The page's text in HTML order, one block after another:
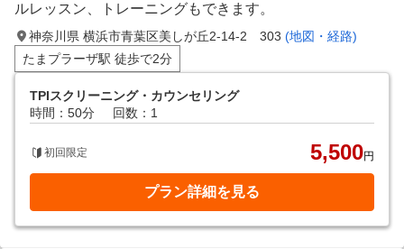
ルレッスン、トレーニングもできます。
神奈川県 横浜市青葉区美しが丘2-14-2 303 (地図・経路)
たまプラーザ駅 徒歩で2分
TPIスクリーニング・カウンセリング
時間：50分
回数：1
初回限定 5,500円
プラン詳細を見る